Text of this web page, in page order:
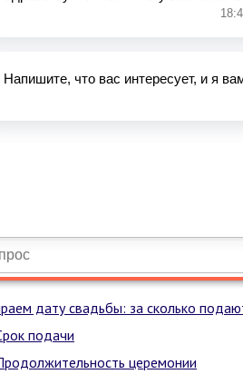
дату свадьбы: за сколько
подачи
церемонии